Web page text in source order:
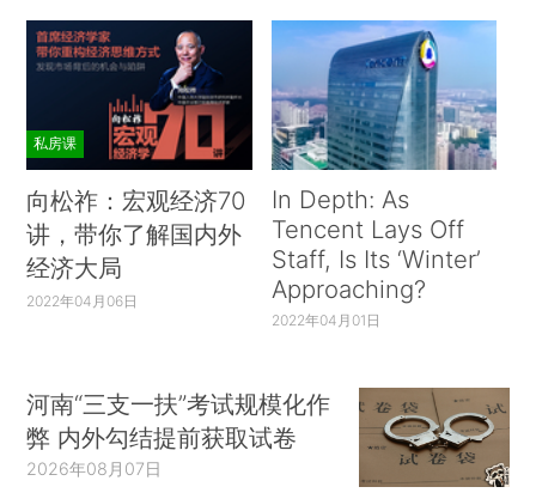
私房课
向松祚：宏观经济70
讲，带你了解国内外
经济大局
2022年04月06日
In Depth: As
Tencent Lays Off
Staff, Is Its ‘Winter’
Approaching?
2022年04月01日
河南“三支一扶”考试规模化作
弊 内外勾结提前获取试卷
2026年08月07日